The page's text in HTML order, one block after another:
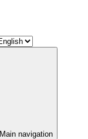
Main navigation